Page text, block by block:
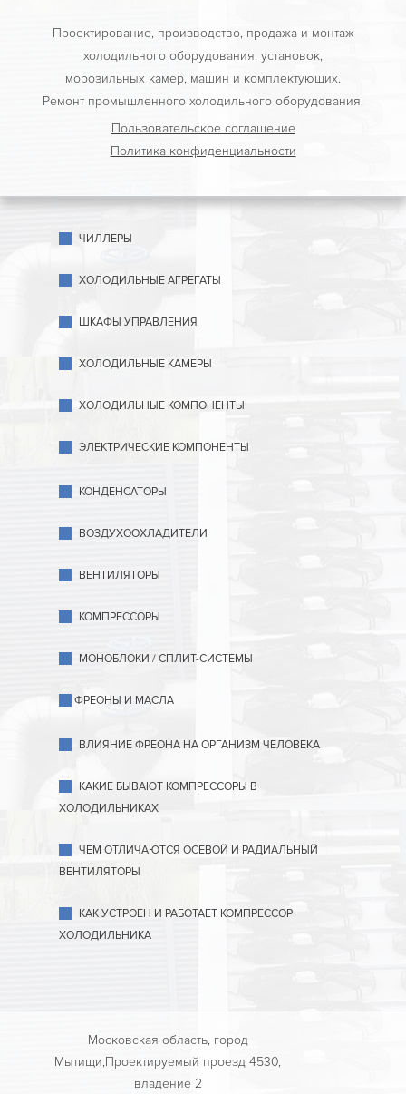
Проектирование, производство, продажа и монтаж
холодильного оборудования, установок,
морозильных камер, машин и комплектующих.
Ремонт промышленного холодильного оборудования.
Пользовательское соглашение
Политика конфиденциальности
ЧИЛЛЕРЫ
ХОЛОДИЛЬНЫЕ АГРЕГАТЫ
ШКАФЫ УПРАВЛЕНИЯ
ХОЛОДИЛЬНЫЕ КАМЕРЫ
ХОЛОДИЛЬНЫЕ КОМПОНЕНТЫ
ЭЛЕКТРИЧЕСКИЕ КОМПОНЕНТЫ
КОНДЕНСАТОРЫ
ВОЗДУХООХЛАДИТЕЛИ
ВЕНТИЛЯТОРЫ
КОМПРЕССОРЫ
МОНОБЛОКИ / СПЛИТ-СИСТЕМЫ
ФРЕОНЫ И МАСЛА
ВЛИЯНИЕ ФРЕОНА НА ОРГАНИЗМ ЧЕЛОВЕКА
КАКИЕ БЫВАЮТ КОМПРЕССОРЫ В
ХОЛОДИЛЬНИКАХ
ЧЕМ ОТЛИЧАЮТСЯ ОСЕВОЙ И РАДИАЛЬНЫЙ
ВЕНТИЛЯТОРЫ
КАК УСТРОЕН И РАБОТАЕТ КОМПРЕССОР
ХОЛОДИЛЬНИКА
Московская область, город
Мытищи,Проектируемый проезд 4530,
владение 2